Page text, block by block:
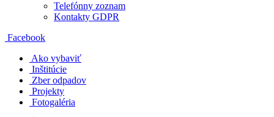
Telefónny zoznam
Kontakty GDPR
Facebook
Ako vybaviť
Inštitúcie
Zber odpadov
Projekty
Fotogaléria